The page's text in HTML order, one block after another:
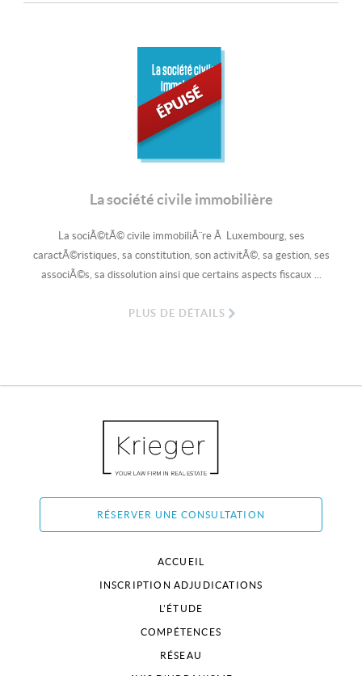
La société civile
immobilière
La société civile immobilière
La sociÃ©tÃ© civile immobiliÃ¨re Ã Luxembourg, ses
caractÃ©ristiques, sa constitution, son activitÃ©, sa gestion, ses
associÃ©s, sa dissolution ainsi que certains aspects fiscaux ...
PLUS DE DÉTAILS
RÉSERVER UNE CONSULTATION
ACCUEIL
INSCRIPTION ADJUDICATIONS
L'ÉTUDE
COMPÉTENCES
RÉSEAU